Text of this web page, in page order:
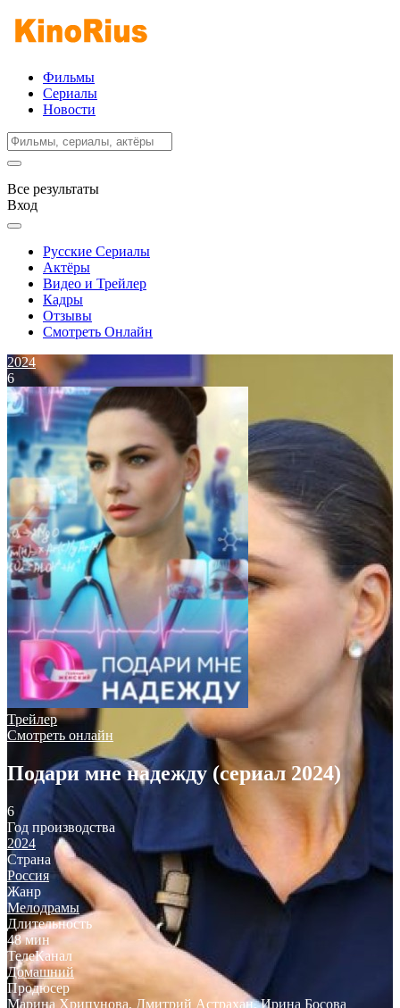
Фильмы
Сериалы
Новости
Все результаты
Вход
Русские Сериалы
Актёры
Видео и Трейлер
Кадры
Отзывы
Смотреть Онлайн
2024
6
Трейлер
Смотреть онлайн
Подари мне надежду (сериал 2024)
6
Год производства
2024
Страна
Россия
Жанр
Мелодрамы
Длительность
48 мин
ТелеКанал
Домашний
Продюсер
Марина Хрипунова, Дмитрий Астрахан,Ирина Босова